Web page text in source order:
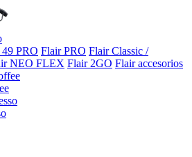
PRO Flair PRO Flair Classic /
NEO FLEX Flair 2GO Flair accesorios